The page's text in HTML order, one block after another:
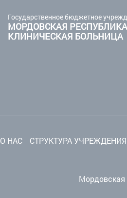
Государственное бюджетное
МОРДОВСКАЯ
КЛИНИЧЕСКАЯ БОЛЬНИЦА
О НАС СТРУКТУРА УЧРЕЖДЕНИЯ
Мордовская